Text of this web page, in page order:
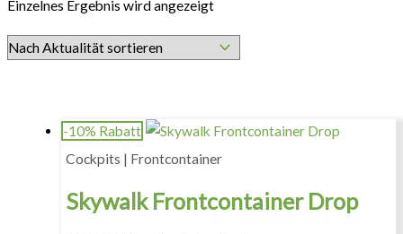
Einzelnes Ergebnis wird angezeigt
-10% Rabatt
Cockpits | Frontcontainer
Skywalk Frontcontainer Drop